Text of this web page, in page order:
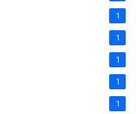
1
1
1
1
1